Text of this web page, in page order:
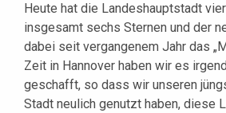
Heute hat die Landeshauptstadt
insgesamt sechs Sternen und der
dabei seit vergangenem Jahr das
Zeit in Hannover haben wir es
geschafft, so dass wir unseren
Stadt neulich genutzt haben, diese